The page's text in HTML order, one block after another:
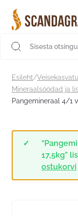
sisu
juurde
Esileht/
Mineraalsöödad ja
Pangemineraal 4/1
17,5kg”
ostukorvi